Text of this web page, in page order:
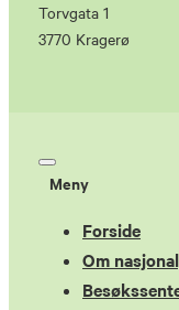
Torvgata 1
3770 Kragerø
Meny
Forside
Om